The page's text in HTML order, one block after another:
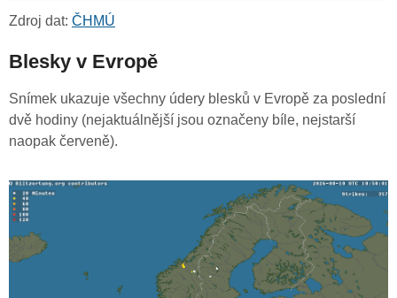
Zdroj dat: ČHMÚ
Blesky v Evropě
Snímek ukazuje všechny údery blesků v Evropě za poslední
dvě hodiny (nejaktuálnější jsou označeny bíle, nejstarší
naopak červeně).